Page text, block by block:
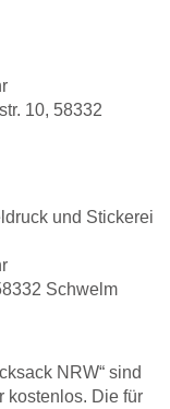
10, 58332
und Stickerei
Schwelm
NRW“ sind
kostenlos. Die für